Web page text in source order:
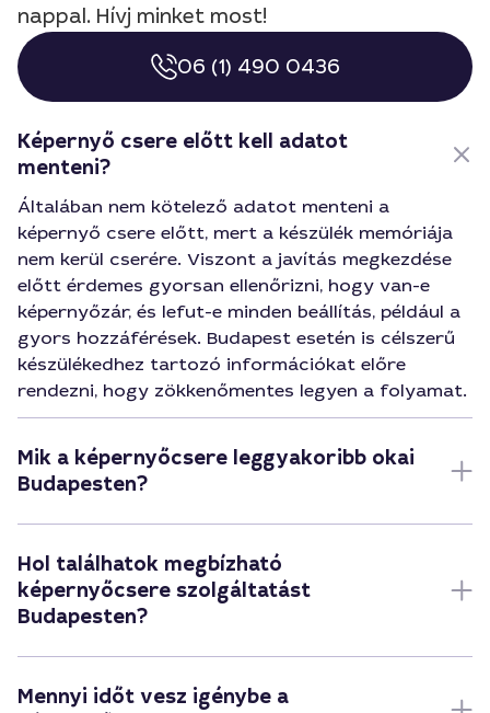
nappal. Hívj minket most!
06 (1) 490 0436
Képernyő csere előtt kell adatot
menteni?
Általában nem kötelező adatot menteni a
képernyő csere előtt, mert a készülék memóriája
nem kerül cserére. Viszont a javítás megkezdése
előtt érdemes gyorsan ellenőrizni, hogy van-e
képernyőzár, és lefut-e minden beállítás, például a
gyors hozzáférések. Budapest esetén is célszerű
készülékedhez tartozó információkat előre
rendezni, hogy zökkenőmentes legyen a folyamat.
Mik a képernyőcsere leggyakoribb okai
Budapesten?
Hol találhatok megbízható
képernyőcsere szolgáltatást
Budapesten?
Mennyi időt vesz igénybe a